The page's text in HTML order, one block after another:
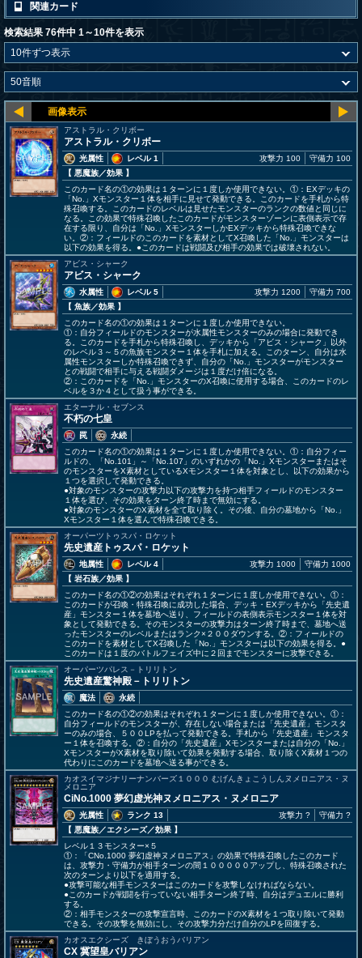
関連カード
検索結果 76件中 1～10件を表示
アストラル・クリボー
アストラル・クリボー
光属性
レベル 1
【 悪魔族／効果 】
攻撃力 100 守備力 100
このカード名の①の効果は１ターンに１度しか使用できない。①：EXデッキの
「No.」Xモンスター１体を相手に見せて発動できる。このカードを手札から特
殊召喚する。このカードのレベルは見せたモンスターのランクの数値と同じに
なる。この効果で特殊召喚したこのカードがモンスターゾーンに表側表示で存
在する限り、自分は「No.」XモンスターしかEXデッキから特殊召喚できな
い。②：フィールドのこのカードを素材としてX召喚した「No.」モンスターは
以下の効果を得る。●このカードは戦闘及び相手の効果では破壊されない。
アビス・シャーク
アビス・シャーク
水属性
レベル 5
【 魚族／効果 】
攻撃力 1200 守備力 700
このカード名の①の効果は１ターンに１度しか使用できない。
①：自分フィールドのモンスターが水属性モンスターのみの場合に発動でき
る。このカードを手札から特殊召喚し、デッキから「アビス・シャーク」以外
のレベル３～５の魚族モンスター１体を手札に加える。このターン、自分は水
属性モンスターしか特殊召喚できず、自分の「No.」モンスターがモンスター
との戦闘で相手に与える戦闘ダメージは１度だけ倍になる。
②：このカードを「No.」モンスターのX召喚に使用する場合、このカードのレ
ベルを３か４として扱う事ができる。
エターナル・セブンス
不朽の七皇
罠
永続
このカード名の①の効果は１ターンに１度しか使用できない。①：自分フィー
ルドの、「No.101」～「No.107」のいずれかの「No.」Xモンスターまたはそ
のモンスターをX素材としているXモンスター１体を対象とし、以下の効果から
１つを選択して発動できる。
●対象のモンスターの攻撃力以下の攻撃力を持つ相手フィールドのモンスター
１体を選び、その効果をターン終了時まで無効にする。
●対象のモンスターのX素材を全て取り除く。その後、自分の墓地から「No.」
Xモンスター１体を選んで特殊召喚できる。
オーパーツトゥスパ・ロケット
先史遺産トゥスパ・ロケット
地属性
レベル 4
【 岩石族／効果 】
攻撃力 1000 守備力 1000
このカード名の①②の効果はそれぞれ１ターンに１度しか使用できない。①：
このカードが召喚・特殊召喚に成功した場合、デッキ・EXデッキから「先史遺
産」モンスター１体を墓地へ送り、フィールドの表側表示モンスター１体を対
象として発動できる。そのモンスターの攻撃力はターン終了時まで、墓地へ送
ったモンスターのレベルまたはランク×２００ダウンする。②：フィールドの
このカードを素材としてX召喚した「No.」モンスターは以下の効果を得る。●
このカードは１度のバトルフェイズ中に２回までモンスターに攻撃できる。
オーパーツパレス－トリリトン
先史遺産驚神殿－トリリトン
魔法
永続
このカード名の①②の効果はそれぞれ１ターンに１度しか使用できない。①：
自分フィールドのモンスターが、存在しない場合または「先史遺産」モンスタ
ーのみの場合、５００LPを払って発動できる。手札から「先史遺産」モンスタ
ー１体を召喚する。②：自分の「先史遺産」Xモンスターまたは自分の「No.」
XモンスターがX素材を取り除いて効果を発動する場合、取り除くX素材１つの
代わりにこのカードを墓地へ送る事ができる。
カオスイマジナリーナンバーズ１０００ むげんきょこうしんヌメロニアス・ヌ
メロニア
CiNo.1000 夢幻虚光神ヌメロニアス・ヌメロニア
光属性
ランク 13
【 悪魔族／エクシーズ／効果 】
攻撃力 ? 守備力 ?
レベル１３モンスター×５
①：「CNo.1000 夢幻虚神ヌメロニアス」の効果で特殊召喚したこのカード
は、攻撃力・守備力が相手ターンの間１０００００アップし、特殊召喚された
次のターンより以下を適用する。
●攻撃可能な相手モンスターはこのカードを攻撃しなければならない。
●このカードが戦闘を行っていない相手ターン終了時、自分はデュエルに勝利
する。
②：相手モンスターの攻撃宣言時、このカードのX素材を１つ取り除いて発動
できる。その攻撃を無効にし、その攻撃力分だけ自分のLPを回復する。
カオスエクシーズ きぼうおうバリアン
CX 冀望皇バリアン